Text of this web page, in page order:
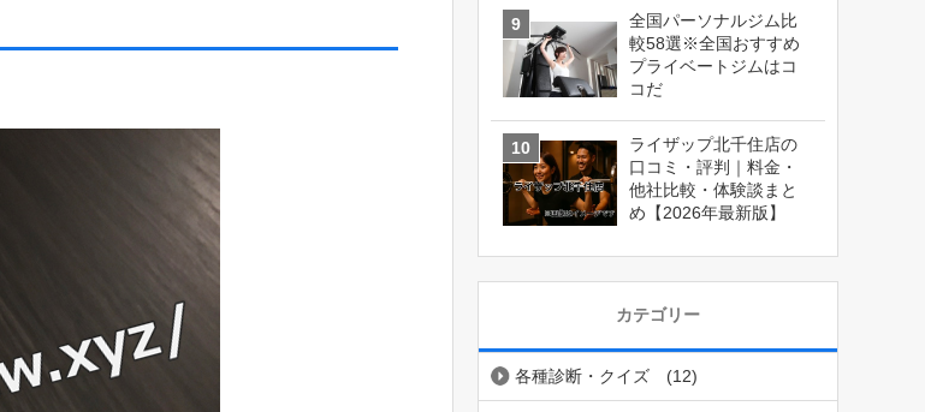
全国パーソナルジム比
較58選※全国おすすめ
プライベートジムはコ
コだ
ライザップ北千住店の
口コミ・評判｜料金・
他社比較・体験談まと
め【2026年最新版】
カテゴリー
各種診断・クイズ (12)